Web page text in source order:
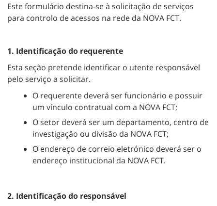
Este formulário destina-se à solicitação de serviços
para controlo de acessos na rede da NOVA FCT.
1. Identificação do requerente
Esta seção pretende identificar o utente responsável
pelo serviço a solicitar.
O requerente deverá ser funcionário e possuir
um vínculo contratual com a NOVA FCT;
O setor deverá ser um departamento, centro de
investigação ou divisão da NOVA FCT;
O endereço de correio eletrónico deverá ser o
endereço institucional da NOVA FCT.
2. Identificação do responsável